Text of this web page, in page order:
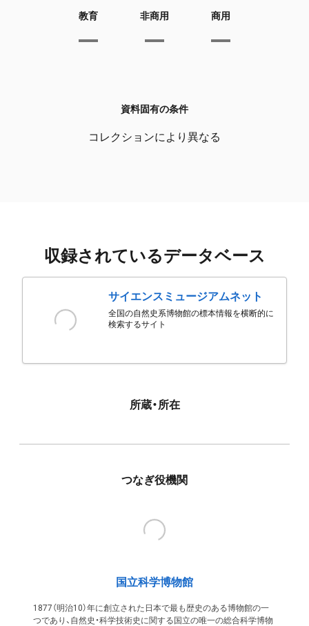
教育 非商用 商用
資料固有の条件
コレクションにより異なる
収録されているデータベース
サイエンスミュージアムネット
全国の自然史系博物館の標本情報を横断的に
検索するサイト
所蔵・所在
つなぎ役機関
国立科学博物館
1877（明治10）年に創立された日本で最も歴史のある博物館の一
つであり、自然史・科学技術史に関する国立の唯一の総合科学博物